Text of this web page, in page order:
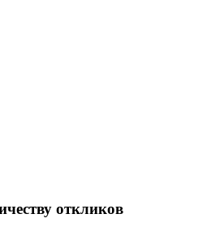
откликов